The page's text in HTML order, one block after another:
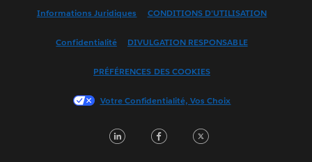
Français (Canada)
한국어
Português
Informations Juridiques CONDITIONS D'UTILISATION
Confidentialité DIVULGATION RESPONSABLE
PRÉFÉRENCES DES COOKIES
Votre Confidentialité, Vos Choix
LinkedInFacebook